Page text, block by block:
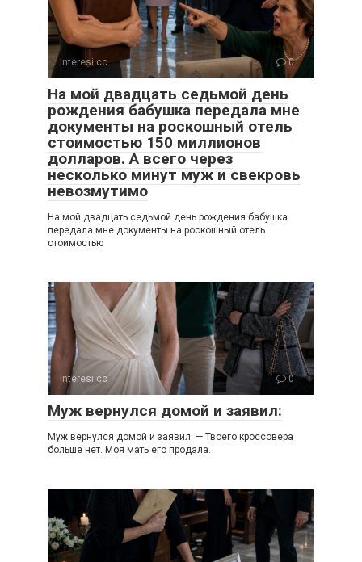
Interesi.cc 0
На мой двадцать седьмой день
рождения бабушка передала мне
документы на роскошный отель
стоимостью 150 миллионов
долларов. А всего через
несколько минут муж и свекровь
невозмутимо
На мой двадцать седьмой день рождения бабушка
передала мне документы на роскошный отель
стоимостью
Interesi.cc 0
Муж вернулся домой и заявил:
Муж вернулся домой и заявил: — Твоего кроссовера
больше нет. Моя мать его продала.